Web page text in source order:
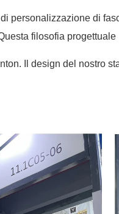
personalizzazione di
filosofia progettuale
Il design del nostro